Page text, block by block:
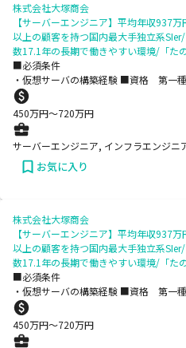
株式会社大塚商会
【サーバーエンジニア】平均年収937
以上の顧客を持つ国内最大手独立系
数17.1年の長期で働きやすい環境/「た
■必須条件
・仮想サーバの構築経験 ■資格 第一
450万円〜720万円
サーバーエンジニア, インフラエンジニ
お気に入り
株式会社大塚商会
【サーバーエンジニア】平均年収937
以上の顧客を持つ国内最大手独立系
数17.1年の長期で働きやすい環境/「た
■必須条件
・仮想サーバの構築経験 ■資格 第一
450万円〜720万円